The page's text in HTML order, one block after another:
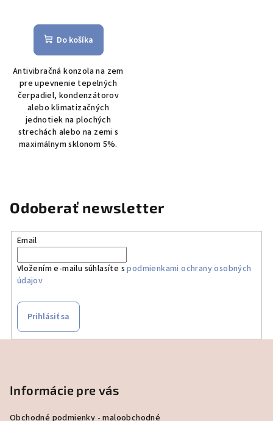
Do košíka
Antivibračná konzola na zem
pre upevnenie tepelných
čerpadiel, kondenzátorov
alebo klimatizačných
jednotiek na plochých
strechách alebo na zemi s
maximálnym sklonom 5%.
Odoberať newsletter
Email
Vložením e-mailu súhlasíte spodmienkami ochrany osobných
údajov
Prihlásiť sa
Informácie pre vás
Obchodné podmienky - maloobchodné